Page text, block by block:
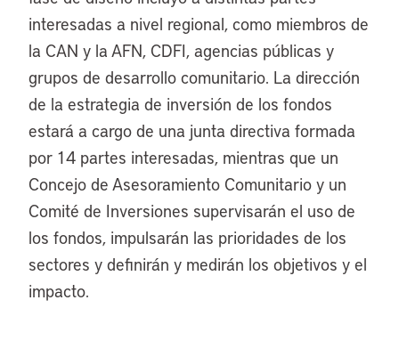
interesadas a nivel regional, como miembros de
la CAN y la AFN, CDFI, agencias públicas y
grupos de desarrollo comunitario. La dirección
de la estrategia de inversión de los fondos
estará a cargo de una junta directiva formada
por 14 partes interesadas, mientras que un
Concejo de Asesoramiento Comunitario y un
Comité de Inversiones supervisarán el uso de
los fondos, impulsarán las prioridades de los
sectores y definirán y medirán los objetivos y el
impacto.